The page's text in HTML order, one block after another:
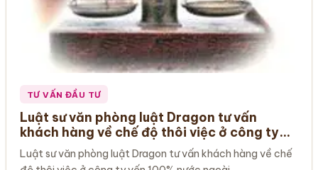
TƯ VẤN ĐẦU TƯ
Luật sư văn phòng luật Dragon tư vấn
khách hàng về chế độ thôi việc ở công ty
vốn 100% nước ngoài
Luật sư văn phòng luật Dragon tư vấn khách hàng về chế